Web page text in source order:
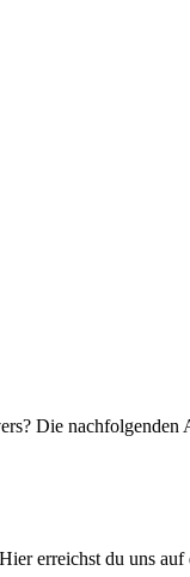
Die
erreichst du uns